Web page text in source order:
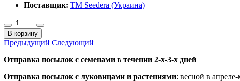
Поставщик: ТМ Seedera (Украина)
В корзину
Предыдущий Следующий
Отправка посылок с семенами в течении 2-х-3-х дней
Отправка посылок с луковицами и растениями: весной в